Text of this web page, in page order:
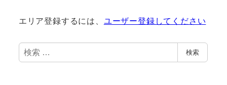
エリア登録するには、 ユーザー登録してください
検
索
検索